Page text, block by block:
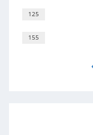
125
155